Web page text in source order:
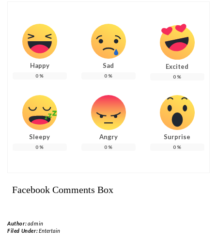
Happy
0 %
Sad
0 %
Excited
0 %
Sleepy
0 %
Angry
0 %
Surprise
0 %
Facebook Comments Box
Author:admin
Filed Under:Entertain